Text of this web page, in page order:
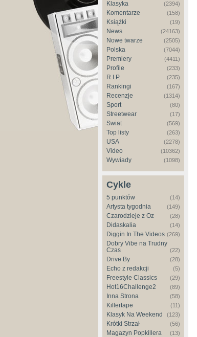
Klasyka (2394)
Komentarze (158)
Książki (19)
News (24163)
Nowe twarze (2505)
Polska (7044)
Premiery (4411)
Profile (233)
R.I.P. (235)
Rankingi (167)
Recenzje (1314)
Sport (80)
Streetwear (17)
Świat (569)
Top listy (263)
USA (2278)
Video (10362)
Wywiady (1098)
Cykle
5 punktów (14)
Artysta tygodnia (149)
Czarodzieje z Oz (28)
Didaskalia (14)
Diggin In The Videos (269)
Dobry Vibe na Trudny
Czas
(22)
Drive By (28)
Echo z redakcji (5)
Freestyle Classics (29)
Hot16Challenge2 (89)
Inna Strona (58)
Killertape (11)
Klasyk Na Weekend (123)
Krótki Strzał (56)
Magazyn Popkillera (13)